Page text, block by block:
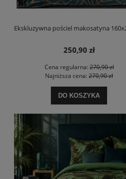
Ekskluzywna pościel makosatyna
250,90 zł
Cena regularna:270,90 zł
Najniższa cena: 270,90 zł
DO KOSZYKA